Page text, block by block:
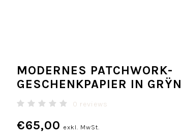
MODERNES PATCHWORK-
GESCHENKPAPIER IN GRŸN
0 reviews
€65,00 exkl. MwSt.